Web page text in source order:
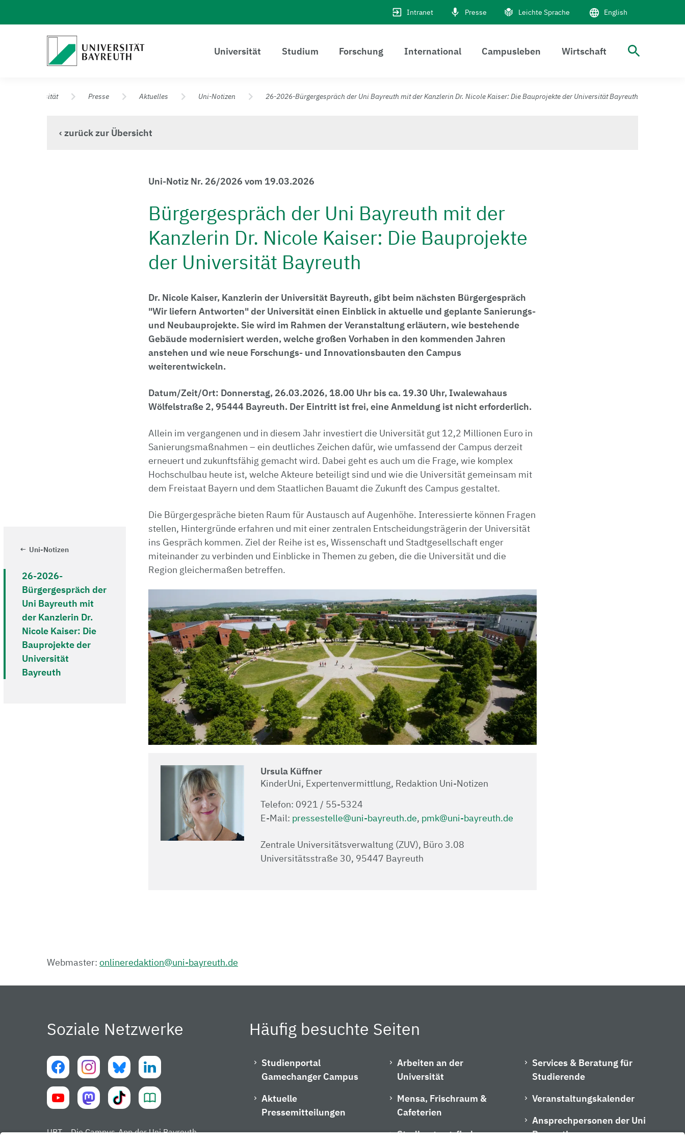
Intranet Presse Leichte Sprache English
Logo Universität Bayreuth
Universität Studium Forschung International Campusleben Wirtschaft
Universität Bayreuth – Deine Top-Campus-Uni
Universität Presse Aktuelles Uni-Notizen 26-2026-Bürgergespräch der Uni Bayreuth mit der Kanzlerin Dr. Nicole Kaiser: Die Bauprojekte der Universität Bayreuth
‹ zurück zur Übersicht
Uni-Notizen
26-2026-
Bürgergespräch der
Uni Bayreuth mit
der Kanzlerin Dr.
Nicole Kaiser: Die
Bauprojekte der
Universität
Bayreuth
Uni-Notiz Nr. 26/2026 vom 19.03.2026
Bürgergespräch der Uni Bayreuth mit der
Kanzlerin Dr. Nicole Kaiser: Die Bauprojekte
der Universität Bayreuth
Dr. Nicole Kaiser, Kanzlerin der Universität Bayreuth, gibt beim nächsten Bürgergespräch
"Wir liefern Antworten" der Universität einen Einblick in aktuelle und geplante Sanierungs-
und Neubauprojekte. Sie wird im Rahmen der Veranstaltung erläutern, wie bestehende
Gebäude modernisiert werden, welche großen Vorhaben in den kommenden Jahren
anstehen und wie neue Forschungs- und Innovationsbauten den Campus
weiterentwickeln.
Datum/Zeit/Ort: Donnerstag, 26.03.2026, 18.00 Uhr bis ca. 19.30 Uhr, Iwalewahaus
Wölfelstraße 2, 95444 Bayreuth. Der Eintritt ist frei, eine Anmeldung ist nicht erforderlich.
Allein im vergangenen und in diesem Jahr investiert die Universität gut 12,2 Millionen Euro in
Sanierungsmaßnahmen – ein deutliches Zeichen dafür, wie umfassend der Campus derzeit
erneuert und zukunftsfähig gemacht wird. Dabei geht es auch um die Frage, wie komplex
Hochschulbau heute ist, welche Akteure beteiligt sind und wie die Universität gemeinsam mit
dem Freistaat Bayern und dem Staatlichen Bauamt die Zukunft des Campus gestaltet.
Die Bürgergespräche bieten Raum für Austausch auf Augenhöhe. Interessierte können Fragen
stellen, Hintergründe erfahren und mit einer zentralen Entscheidungsträgerin der Universität
ins Gespräch kommen. Ziel der Reihe ist es, Wissenschaft und Stadtgesellschaft enger
miteinander zu verbinden und Einblicke in Themen zu geben, die die Universität und die
Region gleichermaßen betreffen.
Ursula Küffner
KinderUni, Expertenvermittlung, Redaktion Uni-Notizen
Telefon: 0921 / 55-5324
E-Mail: pressestelle@uni-bayreuth.de, pmk@uni-bayreuth.de
Zentrale Universitätsverwaltung (ZUV), Büro 3.08
Universitätsstraße 30, 95447 Bayreuth
Webmaster: onlineredaktion@uni-bayreuth.de
Soziale Netzwerke
UBT – Die Campus-App der Uni Bayreuth
Häufig besuchte Seiten
Studienportal
Gamechanger Campus
Aktuelle
Pressemitteilungen
Arbeiten an der
Universität
Mensa, Frischraum &
Cafeterien
Studiengangsfinder
Services & Beratung für
Studierende
Veranstaltungskalender
Ansprechpersonen der Uni
Bayreuth